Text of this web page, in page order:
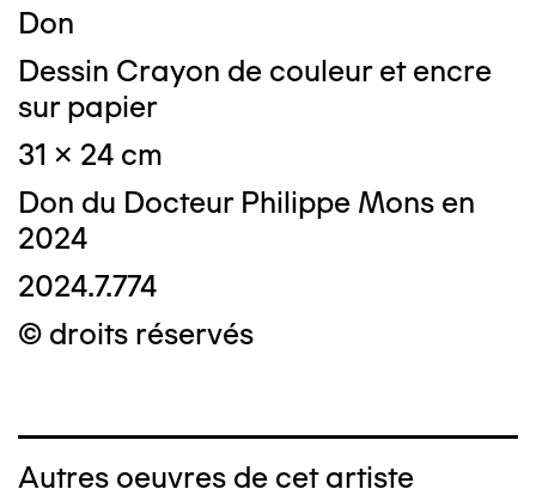
Don
Dessin Crayon de couleur et encre
sur papier
31 x 24 cm
Don du Docteur Philippe Mons en
2024
2024.7.774
© droits réservés
Autres oeuvres de cet artiste